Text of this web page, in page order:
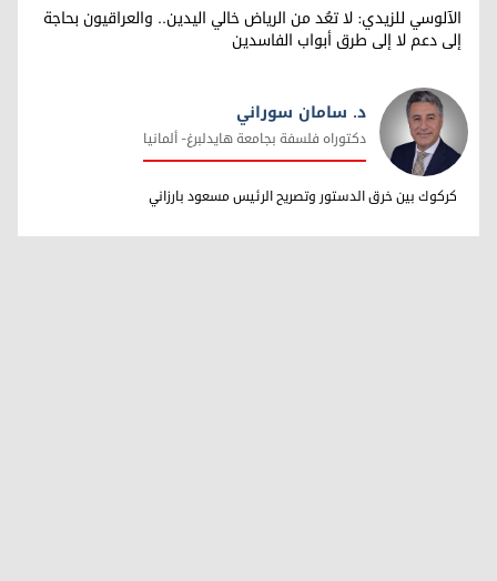
الآلوسي للزيدي: لا تعُد من الرياض خالي اليدين.. والعراقيون بحاجة
إلى دعم لا إلى طرق أبواب الفاسدين
د. سامان سوراني
د. سامان سوراني
دکتوراه فلسفة بجامعة هایدلبرغ- ألمانیا
کرکوك بین خرق الدستور وتصریح الرئیس مسعود بارزاني